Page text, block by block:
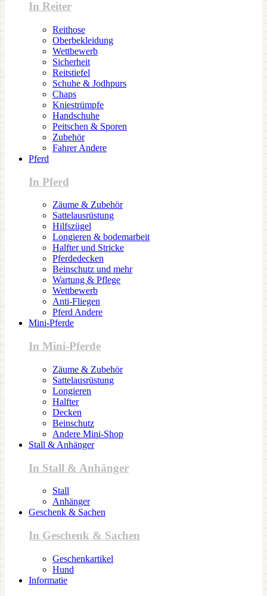
In Reiter
Reithose
Oberbekleidung
Wettbewerb
Sicherheit
Reitstiefel
Schuhe & Jodhpurs
Chaps
Kniestrümpfe
Handschuhe
Peitschen & Sporen
Zubehör
Fahrer Andere
Pferd
In Pferd
Zäume & Zubehör
Sattelausrüstung
Hilfszügel
Longieren & bodemarbeit
Halfter und Stricke
Pferdedecken
Beinschutz und mehr
Wartung & Pflege
Wettbewerb
Anti-Fliegen
Pferd Andere
Mini-Pferde
In Mini-Pferde
Zäume & Zubehör
Sattelausrüstung
Longieren
Halfter
Decken
Beinschutz
Andere Mini-Shop
Stall & Anhänger
In Stall & Anhänger
Stall
Anhänger
Geschenk & Sachen
In Geschenk & Sachen
Geschenkartikel
Hund
Informatie